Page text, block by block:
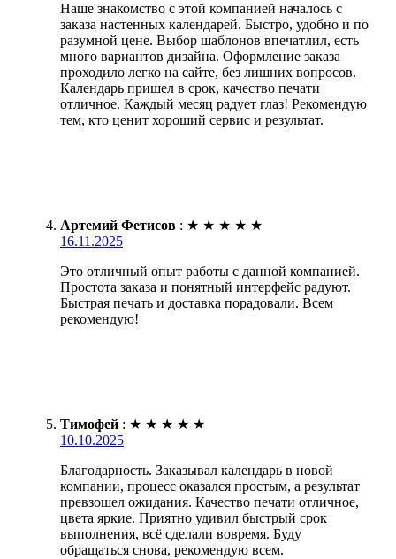
Наше знакомство с этой компанией началось с
заказа настенных календарей. Быстро, удобно и по
разумной цене. Выбор шаблонов впечатлил, есть
много вариантов дизайна. Оформление заказа
проходило легко на сайте, без лишних вопросов.
Календарь пришел в срок, качество печати
отличное. Каждый месяц радует глаз! Рекомендую
тем, кто ценит хороший сервис и результат.
Артемий Фетисов : ★ ★ ★ ★ ★
16.11.2025
Это отличный опыт работы с данной компанией.
Простота заказа и понятный интерфейс радуют.
Быстрая печать и доставка порадовали. Всем
рекомендую!
Тимофей : ★ ★ ★ ★ ★
10.10.2025
Благодарность. Заказывал календарь в новой
компании, процесс оказался простым, а результат
превзошел ожидания. Качество печати отличное,
цвета яркие. Приятно удивил быстрый срок
выполнения, всё сделали вовремя. Буду
обращаться снова, рекомендую всем.